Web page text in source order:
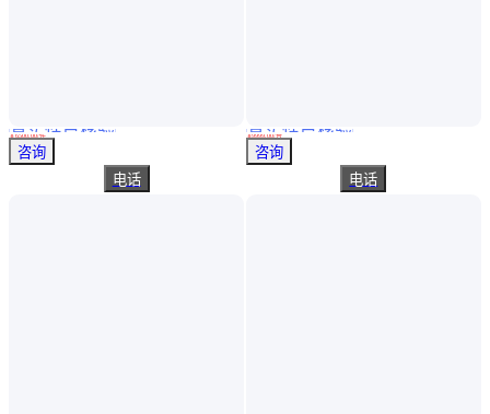
【中崎】代表处供应 日本KANOMAX加野 6501-BG 带压差的风速计
真实性已核验
￥6500.00/件
湖南长沙
咨询
电话
墨之道 阻垢剂的检测 性能稳定 支持定制 手机APP操控 比浊法
真实性已核验
￥9999.00/台
天津
咨询
电话